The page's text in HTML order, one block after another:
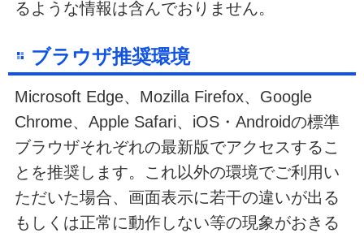
るような情報は含んでおりません。
ブラウザ推奨環境
Microsoft Edge、Mozilla Firefox、Google
Chrome、Apple Safari、iOS・Androidの標準
ブラウザそれぞれの最新版でアクセスするこ
とを推奨します。これ以外の環境でご利用い
ただいた場合、画面表示に若干の違いが出る
もしくは正常に動作しない等の現象がおきる